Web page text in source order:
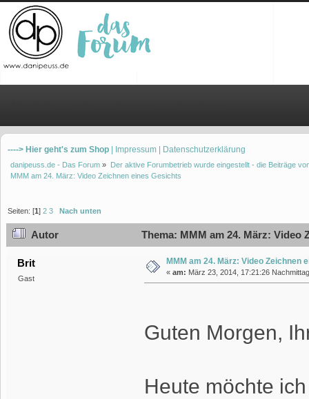
----> Hier geht's zum Shop | Impressum | Datenschutzerklärung
danipeuss.de - Das Forum » Der aktive Forumbetrieb wurde eingestellt - die Beiträge
MMM am 24. März: Video Zeichnen eines Gesichts
Seiten: [1]2 3 Nach unten
Autor Thema: MMM am 24. März: Video
Brit
Gast
MMM am 24. März: Video Zeichnen
« am: März 23, 2014, 17:21:26
Guten Morgen,
Heute möchte